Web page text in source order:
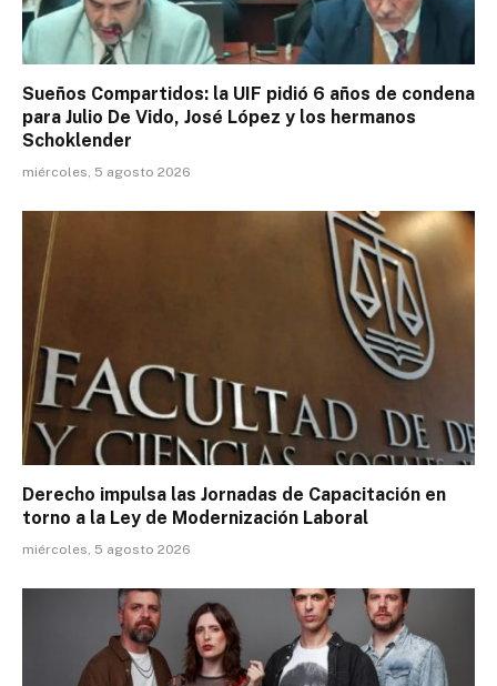
Sueños Compartidos: la UIF pidió 6 años de condena
para Julio De Vido, José López y los hermanos
Schoklender
miércoles, 5 agosto 2026
Derecho impulsa las Jornadas de Capacitación en
torno a la Ley de Modernización Laboral
miércoles, 5 agosto 2026